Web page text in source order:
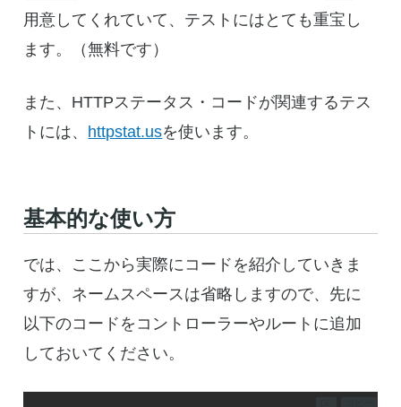
用意してくれていて、テストにはとても重宝し
ます。（無料です）
また、HTTPステータス・コードが関連するテス
トには、 httpstat.usを使います。
基本的な使い方
では、ここから実際にコードを紹介していきま
すが、ネームスペースは省略しますので、先に
以下のコードをコントローラーやルートに追加
しておいてください。